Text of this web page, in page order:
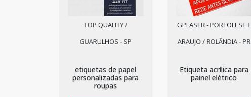
TOP QUALITY /
GUARULHOS - SP
etiquetas de papel
personalizadas para
roupas
GPLASER - PORTOLESE E
ARAUJO / ROLÂNDIA - PR
Etiqueta acrílica para
painel elétrico